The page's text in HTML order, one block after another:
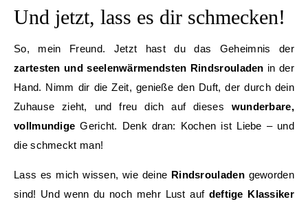
Und jetzt, lass es dir schmecken!
So, mein Freund. Jetzt hast du das Geheimnis der
zartesten und seelenwärmendsten Rindsrouladen in der
Hand. Nimm dir die Zeit, genieße den Duft, der durch dein
Zuhause zieht, und freu dich auf dieses wunderbare,
vollmundige Gericht. Denk dran: Kochen ist Liebe – und
die schmeckt man!
Lass es mich wissen, wie deine Rindsrouladengeworden
sind! Und wenn du noch mehr Lust auf deftige Klassiker